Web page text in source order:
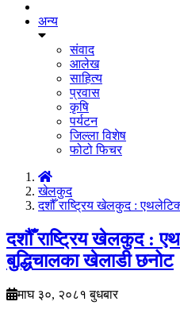
अन्य
संवाद
आलेख
साहित्य
प्रवास
कृषि
पर्यटन
जिल्ला विशेष
फोटो फिचर
खेलकुद
दशौँ राष्ट्रिय खेलकुद :
दशौँ राष्ट्रिय खेलकुद :
बुद्धिचालका खेलाडी छनोट
माघ ३०, २०८१ बुधबार